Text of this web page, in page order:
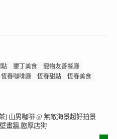
墾丁美食
寵物友善餐廳
恆春咖啡廳 恆春甜點
恆春美食
] 山男咖啡 @ 無敵海景超好拍景
畫牆,憨厚店狗